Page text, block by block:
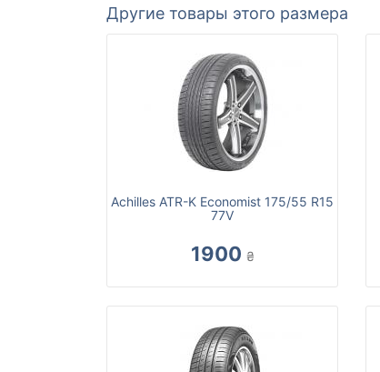
Другие товары этого размера
Achilles ATR-K Economist 175/55 R15
77V
1900 ₴